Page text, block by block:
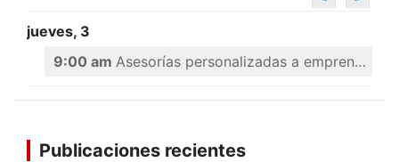
jueves, 3
9:00 am Asesorías personalizadas a emprendedores
Publicaciones recientes